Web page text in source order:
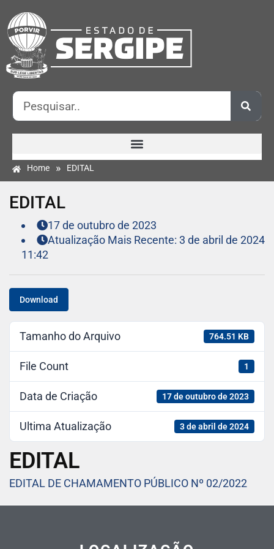
Home » EDITAL
EDITAL
17 de outubro de 2023
Atualização Mais Recente: 3 de abril de 2024
11:42
Download
Tamanho do Arquivo 764.51 KB
File Count 1
Data de Criação 17 de outubro de 2023
Ultima Atualização 3 de abril de 2024
EDITAL
EDITAL DE CHAMAMENTO PÚBLICO Nº 02/2022